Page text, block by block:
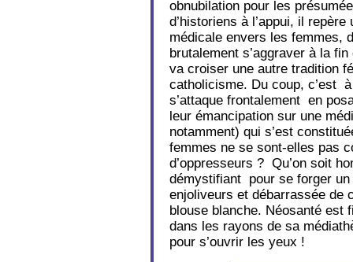
obnubilation pour les
d’historiens à l’appui, il
médicale envers les femmes,
brutalement s’aggraver à la
va croiser une autre tradition
catholicisme. Du coup, c’est
s’attaque frontalement en
leur émancipation sur une
notamment) qui s’est
femmes ne se sont-elles pas
d’oppresseurs ? Qu’on soit
démystifiant pour se forger
enjoliveurs et débarrassée de
blouse blanche. Néosanté
dans les rayons de sa
pour s’ouvrir les yeux !